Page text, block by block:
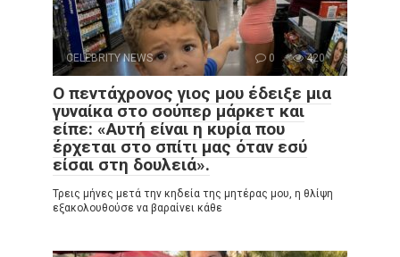
CELEBRITY NEWS 0 420
Ο πεντάχρονος γιος μου έδειξε μια
γυναίκα στο σούπερ μάρκετ και
είπε: «Αυτή είναι η κυρία που
έρχεται στο σπίτι μας όταν εσύ
είσαι στη δουλειά».
Τρεις μήνες μετά την κηδεία της μητέρας μου, η θλίψη
εξακολουθούσε να βαραίνει κάθε